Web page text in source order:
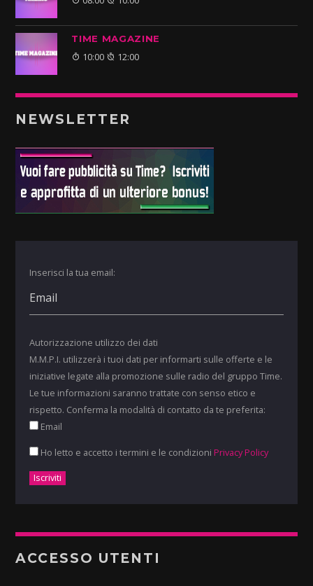
TIME MAGAZINE
10:00 12:00
NEWSLETTER
Inserisci la tua email:
Autorizzazione utilizzo dei dati
M.M.P.I. utilizzerà i tuoi dati per informarti sulle offerte e le
iniziative legate alla promozione sulle radio del gruppo Time.
Le tue informazioni saranno trattate con senso etico e
rispetto. Conferma la modalità di contatto da te preferita:
Email
Ho letto e accetto i termini e le condizioni Privacy Policy
ACCESSO UTENTI